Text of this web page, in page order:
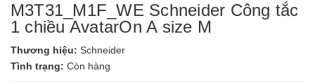
M3T31_M1F_WE Schneider Công tắc
1 chiều AvatarOn A size M
Thương hiệu: Schneider
Tình trạng: Còn hàng